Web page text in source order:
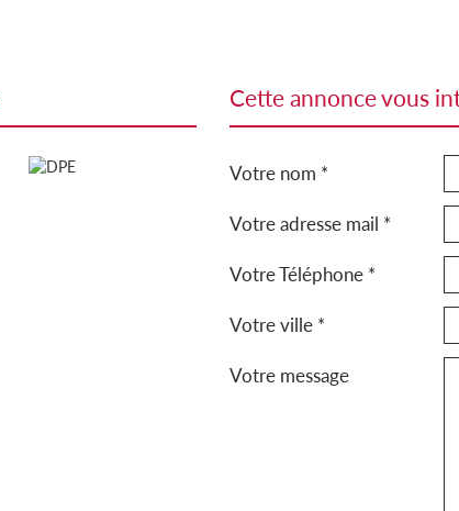
cette annonce vous
Votre nom *
Votre adresse mail *
Votre Téléphone *
Votre ville *
Votre message